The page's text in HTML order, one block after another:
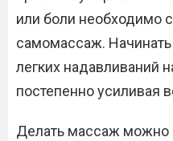
или боли необходимо
самомассаж.
легких надавливаний
постепенно усиливая
Делать массаж можно